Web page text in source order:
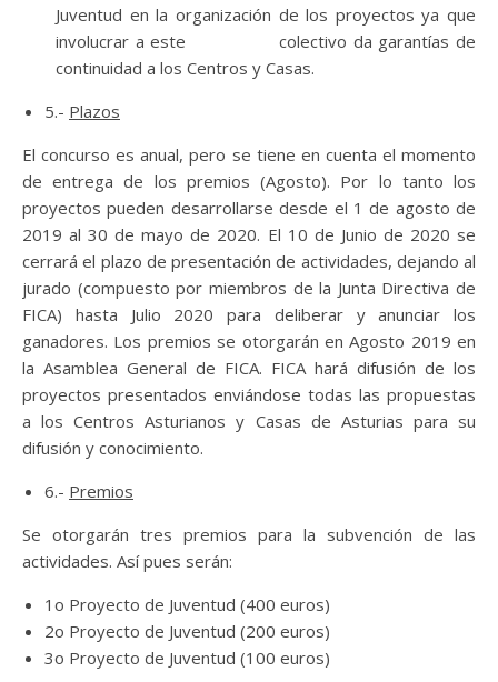
Juventud en la organización de los proyectos ya que
involucrar a este colectivo da garantías de
continuidad a los Centros y Casas.
5.- Plazos
El concurso es anual, pero se tiene en cuenta el momento
de entrega de los premios (Agosto). Por lo tanto los
proyectos pueden desarrollarse desde el 1 de agosto de
2019 al 30 de mayo de 2020. El 10 de Junio de 2020 se
cerrará el plazo de presentación de actividades, dejando al
jurado (compuesto por miembros de la Junta Directiva de
FICA) hasta Julio 2020 para deliberar y anunciar los
ganadores. Los premios se otorgarán en Agosto 2019 en
la Asamblea General de FICA. FICA hará difusión de los
proyectos presentados enviándose todas las propuestas
a los Centros Asturianos y Casas de Asturias para su
difusión y conocimiento.
6.- Premios
Se otorgarán tres premios para la subvención de las
actividades. Así pues serán:
1o Proyecto de Juventud (400 euros)
2o Proyecto de Juventud (200 euros)
3o Proyecto de Juventud (100 euros)